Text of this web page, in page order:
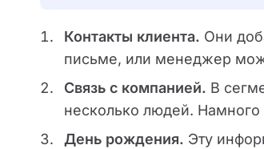
Контакты клиента. Они
письме, или менеджер
Связь с компанией. В
несколько людей.
День рождения. Эту